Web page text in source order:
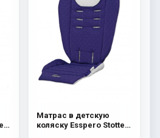
Матрас в детскую
коляску Esspero Stotte